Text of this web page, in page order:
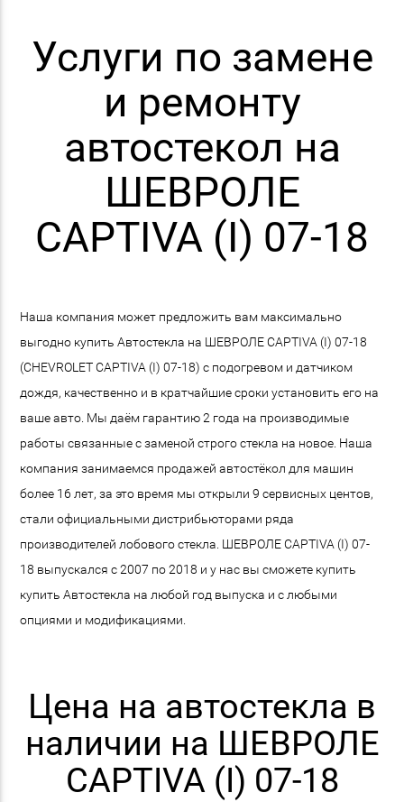
Услуги по замене
и ремонту
автостекол на
ШЕВРОЛЕ
CAPTIVA (I) 07-18
Наша компания может предложить вам максимально
выгодно купить Автостекла на ШЕВРОЛЕ CAPTIVA (I) 07-18
(CHEVROLET CAPTIVA (I) 07-18) с подогревом и датчиком
дождя, качественно и в кратчайшие сроки установить его на
ваше авто. Мы даём гарантию 2 года на производимые
работы связанные с заменой строго стекла на новое. Наша
компания занимаемся продажей автостёкол для машин
более 16 лет, за это время мы открыли 9 сервисных центов,
стали официальными дистрибьюторами ряда
производителей лобового стекла. ШЕВРОЛЕ CAPTIVA (I) 07-
18 выпускался с 2007 по 2018 и у нас вы сможете купить
купить Автостекла на любой год выпуска и с любыми
опциями и модификациями.
Цена на автостекла в
наличии на ШЕВРОЛЕ
CAPTIVA (I) 07-18